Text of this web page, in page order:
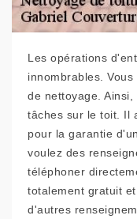
Les opérations
innombrables.
de nettoyage.
tâches sur le toit. Il
pour la garantie
voulez des
téléphoner
totalement gratuit
d'autres